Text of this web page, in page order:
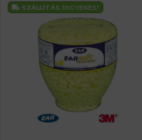
SZÁLLÍTÁS INGYENES!